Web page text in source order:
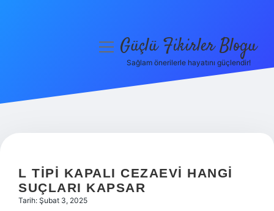
Hakkımızda
menüyüGüçlü Fikirler Blogu
Sağlam önerilerle hayatını güçlendir!
L TIPI KAPALI CEZAEVI HANGI
SUÇLARI KAPSAR
Tarih: Şubat 3, 2025